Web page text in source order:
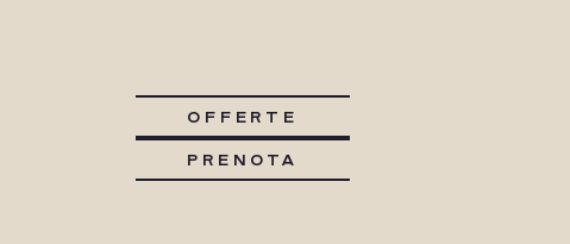
OFFERTE
PRENOTA